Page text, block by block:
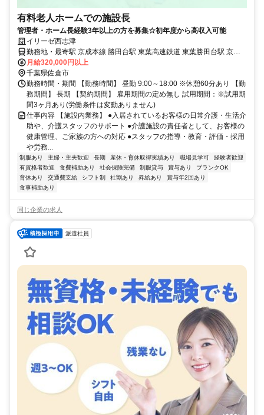
有料老人ホームでの施設長
管理者・ホーム長経験3年以上の方を募集☆初年度から高収入可能
イリーゼ西志津
勤務地・最寄駅 京成本線 勝田台駅 東葉高速鉄道 東葉勝田台駅 京成
本線「志津」駅より徒歩約14分(約1.1km) ※車通勤OK
月給320,000円以上
千葉県佐倉市
勤務時間・期間 【勤務時間】 昼勤 9:00～18:00 ※休憩60分あり 【勤
務期間】 長期 【契約期間】 雇用期間の定め無し 試用期間：※試用期
間3ヶ月あり(労働条件は変動ありません)
仕事内容 【施設内業務】 ●入居されているお客様の日常介護・生活介
助や、介護スタッフのサポート ●介護施設の責任者として、お客様の
健康管理、ご家族の方への対応 ●スタッフの指導・教育・評価・採用
や労務...
制服あり 主婦・主夫歓迎 長期 産休・育休取得実績あり 職場見学可
経験者歓迎
有資格者歓迎
食費補助あり 社会保険完備 制服貸与 賞与あり
ブランクOK
育休あり
交通費支給 シフト制 社割あり 昇給あり
賞与年2回あり
食事補助あり
同じ企業の求人
派遣社員